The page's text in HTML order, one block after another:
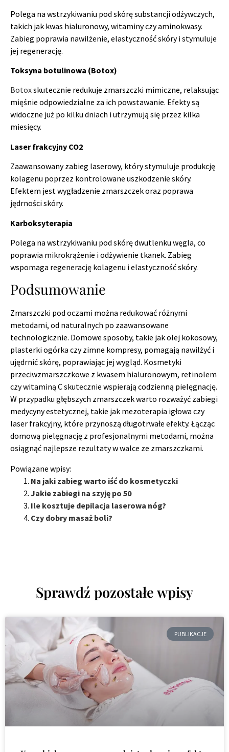
Polega na wstrzykiwaniu pod skórę substancji odżywczych,
takich jak kwas hialuronowy, witaminy czy aminokwasy.
Zabieg poprawia nawilżenie, elastyczność skóry i stymuluje
jej regenerację.
Toksyna botulinowa (Botox)
Botoxskutecznie redukuje zmarszczki mimiczne, relaksując
mięśnie odpowiedzialne za ich powstawanie. Efekty są
widoczne już po kilku dniach i utrzymują się przez kilka
miesięcy.
Laser frakcyjny CO2
Zaawansowany zabieg laserowy, który stymuluje produkcję
kolagenu poprzez kontrolowane uszkodzenie skóry.
Efektem jest wygładzenie zmarszczek oraz poprawa
jędrności skóry.
Karboksyterapia
Polega na wstrzykiwaniu pod skórę dwutlenku węgla, co
poprawia mikrokrążenie i odżywienie tkanek. Zabieg
wspomaga regenerację kolagenu i elastyczność skóry.
Podsumowanie
Zmarszczki pod oczami można redukować różnymi
metodami, od naturalnych po zaawansowane
technologicznie. Domowe sposoby, takie jak olej kokosowy,
plasterki ogórka czy zimne kompresy, pomagają nawilżyć i
ujędrnić skórę, poprawiając jej wygląd. Kosmetyki
przeciwzmarszczkowe z kwasem hialuronowym, retinolem
czy witaminą C skutecznie wspierają codzienną pielęgnację.
W przypadku głębszych zmarszczek warto rozważyć zabiegi
medycyny estetycznej, takie jak mezoterapia igłowa czy
laser frakcyjny, które przynoszą długotrwałe efekty. Łącząc
domową pielęgnację z profesjonalnymi metodami, można
osiągnąć najlepsze rezultaty w walce ze zmarszczkami.
Powiązane wpisy:
Na jaki zabieg warto iść do kosmetyczki
Jakie zabiegi na szyję po 50
Ile kosztuje depilacja laserowa nóg?
Czy dobry masaż boli?
Sprawdź pozostałe wpisy
PUBLIKACJE